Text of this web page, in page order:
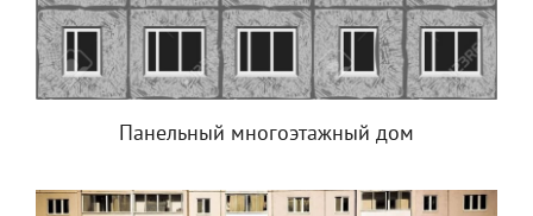
Панельный многоэтажный дом